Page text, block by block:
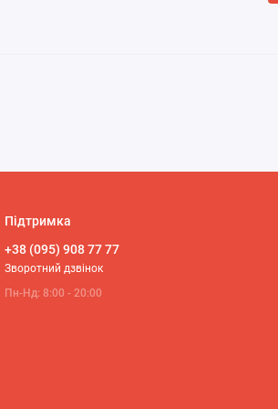
Підтримка
+38 (095) 908 77 77
Зворотний дзвінок
Пн-Нд: 8:00 - 20:00